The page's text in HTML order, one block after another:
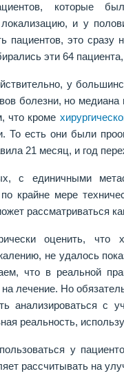
которые
и у
пациентов, это сразу
эти 64
у
болезни, но медиана
что кроме
То есть они были
21 месяц, и год
с единичными
крайне мере
рассматриваться
оценить, что
не удалось
что в реальной
лечение. Но
анализироваться с
реальность,
у
рассчитывать на